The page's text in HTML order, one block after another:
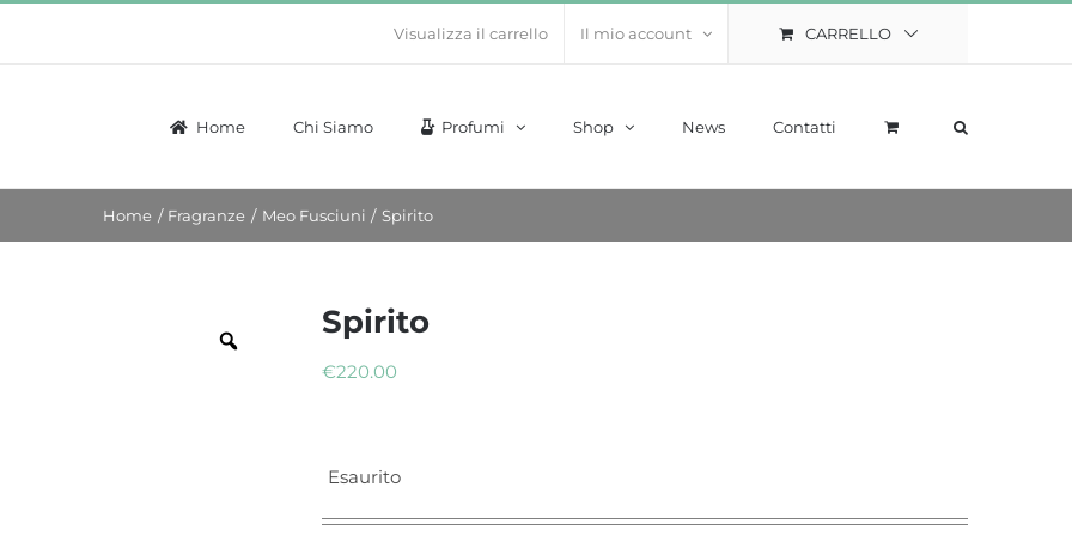
Visualizza il carrello Il mio account CARRELLO
Home Chi Siamo Profumi Shop News Contatti
Home Fragranze Meo Fusciuni Spirito
Spirito
€220.00
Esaurito